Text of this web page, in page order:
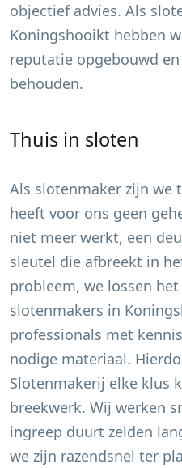
objectief advies. Als
Koningshooikt hebben
reputatie opgebouwd
behouden.
Thuis in sloten
Als slotenmaker zijn we
heeft voor ons geen
niet meer werkt, een
sleutel die afbreekt in
probleem, we lossen
slotenmakers in
professionals met
nodige materiaal.
Slotenmakerij elke klus
breekwerk. Wij werken
ingreep duurt zelden
we zijn razendsnel ter